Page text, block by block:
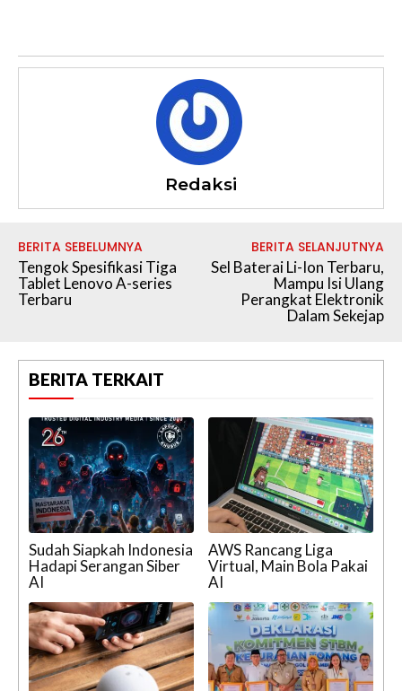
Redaksi
BERITA SEBELUMNYA
Tengok Spesifikasi Tiga
Tablet Lenovo A-series
Terbaru
BERITA SELANJUTNYA
Sel Baterai Li-Ion Terbaru,
Mampu Isi Ulang
Perangkat Elektronik
Dalam Sekejap
BERITA TERKAIT
Sudah Siapkah Indonesia
Hadapi Serangan Siber
AI
AWS Rancang Liga
Virtual, Main Bola Pakai
AI